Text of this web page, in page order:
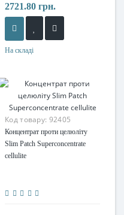
2721.80 грн.
На складі
Код товару: 92405
Концентрат проти целюліту
Slim Patch Superconcentrate
cellulite